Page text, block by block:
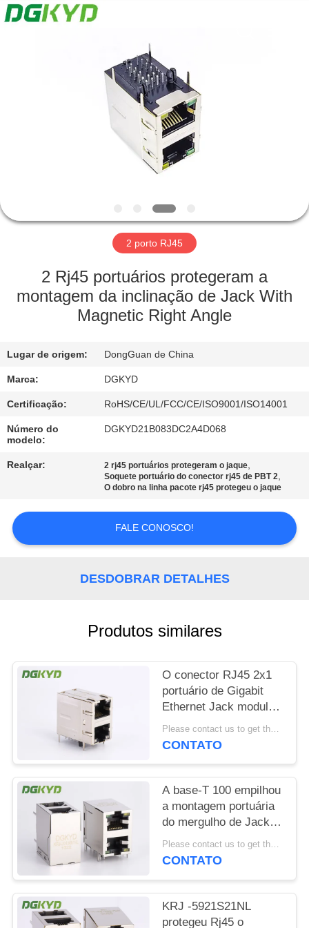
PRODUTOS
RV
NÓS
EXCURSÃO
FÁBRICA
CONTROLE
DA
QUALIDADE
CONTACTE-
NOS
POLÍTICA
PRIVACIDADE
Keyouda
Electronic
2 porto RJ45
2 Rj45 portuários protegeram a
montagem da inclinação de Jack With
Magnetic Right Angle
Lugar de origem: DongGuan de China
Marca: DGKYD
Certificação: RoHS/CE/UL/FCC/CE/ISO9001/ISO14001
Número do
modelo:
DGKYD21B083DC2A4D068
Realçar: 2 rj45 portuários protegeram o jaque,
Soquete portuário do conector rj45 de PBT 2,
O dobro na linha pacote rj45 protegeu o jaque
FALE CONOSCO!
DESDOBRAR DETALHES
Produtos similares
O conector RJ45 2x1
portuário de Gigabit
Ethernet Jack modular
2 deslocou o St/Jk com
diodo emissor de luz
Please contact us to get the latest price. MOQ:1 parte
CONTATO
A base-T 100 empilhou
a montagem portuária
do mergulho de Jack
With Magnetics Right
Angle do módulo 2
Please contact us to get the latest price. MOQ:1 parte
CONTATO
KRJ -5921S21NL
protegeu Rj45 o